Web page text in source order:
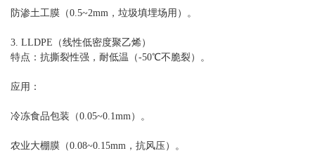
防渗土工膜（0.5~2mm，垃圾填埋场用）。
3. LLDPE（线性低密度聚乙烯）
特点：抗撕裂性强，耐低温（-50℃不脆裂）。
应用：
冷冻食品包装（0.05~0.1mm）。
农业大棚膜（0.08~0.15mm，抗风压）。